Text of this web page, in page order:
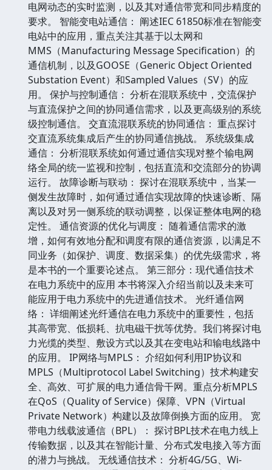
电网动态的实时监测，以及其对通信带宽和同步精度的
要求。 智能变电站通信： 阐述IEC 61850标准在智能变
电站中的应用，重点关注其基于以太网和
MMS（Manufacturing Message Specification）的
通信机制，以及GOOSE（Generic Object Oriented
Substation Event）和Sampled Values（SV）的应
用。 保护与控制通信： 分析在混联系统中，交流保护
与直流保护之间的协同通信需求，以及更高级别的系统
级控制通信。 交直流混联系统的协同通信： 重点探讨
交直流系统集成后产生的协同通信挑战。 系统级集成
通信： 分析混联系统如何通过通信实现对整个输电网
络全局的统一监视和控制，包括直流和交流部分的协调
运行。 故障诊断与联动： 探讨在混联系统中，当某一
侧发生故障时，如何通过通信实现故障的快速诊断、隔
离以及对另一侧系统的联动调整，以保证整体电网的稳
定性。 通信资源的优化与调度： 随着通信需求的激
增，如何有效地分配和调度有限的通信资源，以满足不
同业务（如保护、调度、数据采集）的优先级需求，将
是本书的一个重要论述点。 第三部分：现代通信技术
在电力系统中的应用 本书将深入介绍当前以及未来可
能应用于电力系统中的先进通信技术。 光纤通信网
络： 详细阐述光纤通信在电力系统中的重要性，包括
其高带宽、低损耗、抗电磁干扰等优势。我们将探讨电
力光缆的类型、敷设方式以及其在变电站和输电线路中
的应用。 IP网络与MPLS： 介绍如何利用IP协议和
MPLS（Multiprotocol Label Switching）技术构建安
全、高效、可扩展的电力通信骨干网。重点分析MPLS
在QoS（Quality of Service）保障、VPN（Virtual
Private Network）构建以及故障倒换方面的应用。 宽
带电力线载波通信（BPL）： 探讨BPL技术在电力线上
传输数据，以及其在智能计量、分布式发电接入等方面
的潜力与挑战。 无线通信技术： 分析4G/5G、Wi-